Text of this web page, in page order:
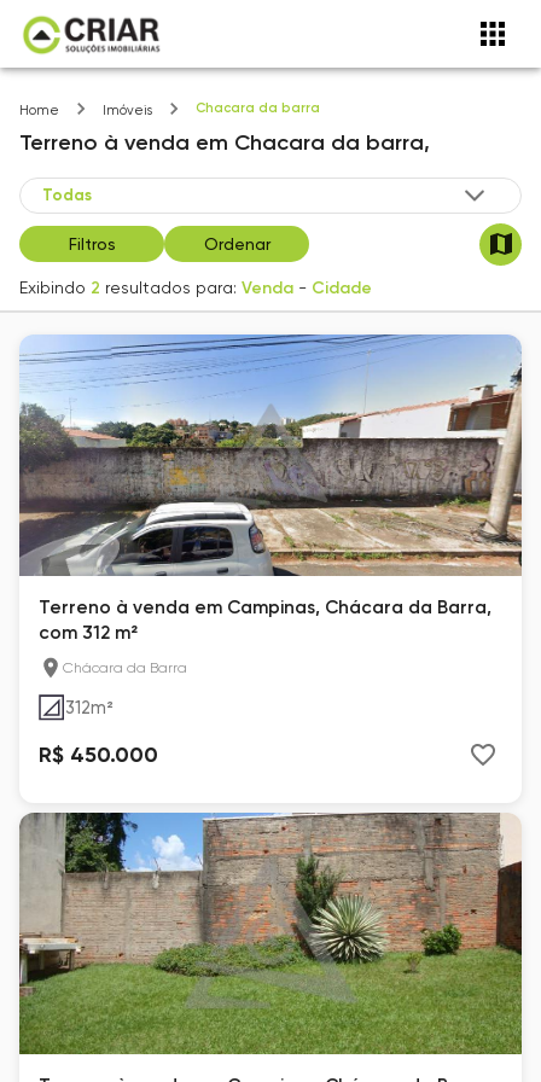
Home Imóveis Chacara da barra
Terreno à venda em Chacara da barra,
Filtros Ordenar
Exibindo 2 resultados para: Venda - Cidade
Terreno à venda em Campinas, Chácara da Barra,
com 312 m²
Chácara da Barra
312m²
R$ 450.000